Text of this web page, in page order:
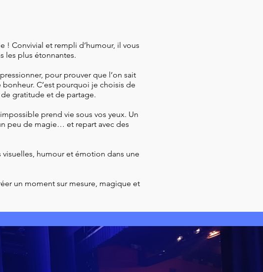
! Convivial et rempli d’humour, il vous
les plus étonnantes.
pour prouver que l’on sait
C’est pourquoi je choisis de
gratitude et de partage.
prend vie sous vos yeux. Un
peu de magie… et repart avec des
humour et émotion dans une
un moment sur mesure, magique et